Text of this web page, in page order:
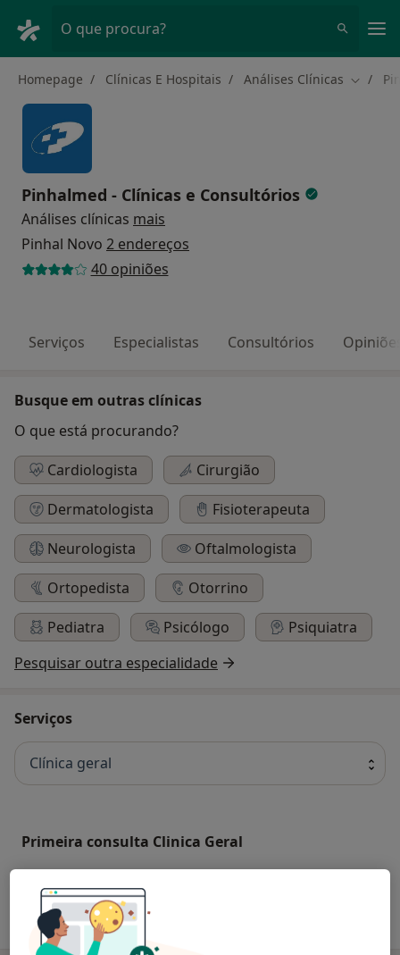
O que procura?
Homepage Clínicas E Hospitais Análises Clínicas Mudar
Pinhalmed - Clínicas e Consultórios
Análises clínicas mais
Pinhal Novo 2 endereços
40 opiniões
Serviços Especialistas Consultórios
Busque em outras clínicas
O que está procurando?
Cardiologista
Cirurgião
Dermatologista
Fisioterapeuta
Neurologista
Oftalmologista
Ortopedista
Otorrino
Pediatra
Psicólogo
Psiquiatra
Pesquisar outra especialidade
Serviços
Clínica geral
Primeira consulta Clinica Geral
Como mostramos os preços?